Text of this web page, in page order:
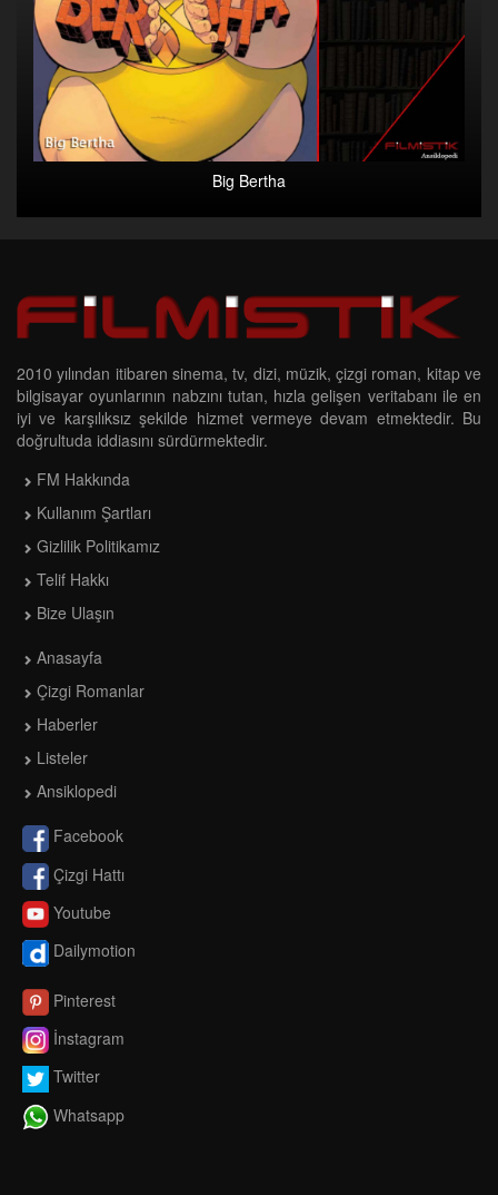
Big Bertha
2010 yılından itibaren sinema, tv, dizi, müzik, çizgi roman, kitap ve
bilgisayar oyunlarının nabzını tutan, hızla gelişen veritabanı ile en
iyi ve karşılıksız şekilde hizmet vermeye devam etmektedir. Bu
doğrultuda iddiasını sürdürmektedir.
FM Hakkında
Kullanım Şartları
Gizlilik Politikamız
Telif Hakkı
Bize Ulaşın
Anasayfa
Çizgi Romanlar
Haberler
Listeler
Ansiklopedi
Facebook
Çizgi Hattı
Youtube
Dailymotion
Pinterest
İnstagram
Twitter
Whatsapp